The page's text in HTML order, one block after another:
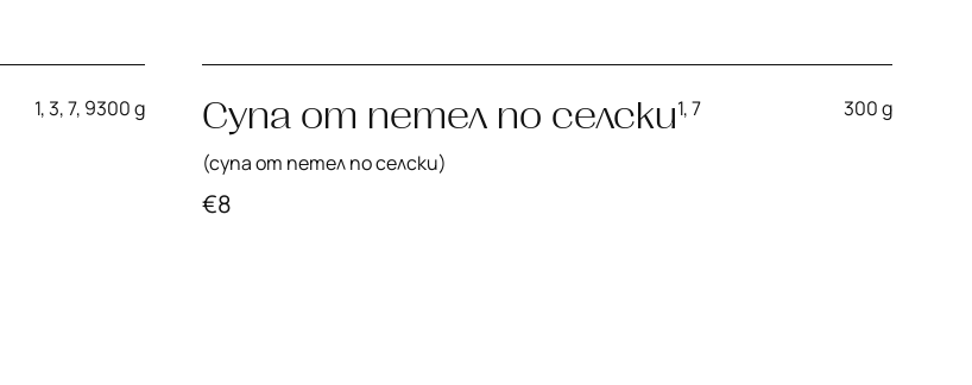
1, 3, 7, 9300 g Супа от петел по селски1, 7 300 g
(супа от петел по селски)
€8